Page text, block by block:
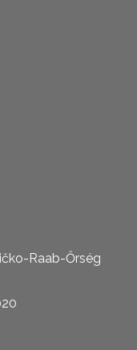
Raab-Őrség